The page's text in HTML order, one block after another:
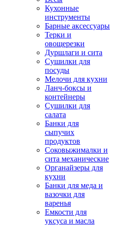
Кухонные
инструменты
Барные аксессуары
Терки и
овощерезки
Дуршлаги и сита
Сушилки для
посуды
Мелочи для кухни
Ланч-боксы и
контейнеры
Сушилки для
салата
Банки для
сыпучих
продуктов
Соковыжималки и
сита механические
Органайзеры для
кухни
Банки для меда и
вазочки для
варенья
Емкости для
уксуса и масла